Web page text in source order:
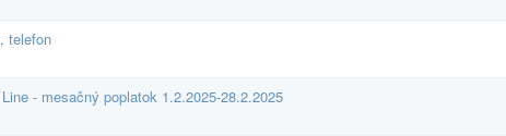
telefon
- mesačný poplatok 1.2.2025-28.2.2025